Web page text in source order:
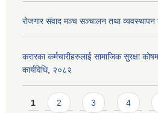
रोजगार संवाद मञ्च सञ्चालन तथा व्यवस्थापन
करारका कर्मचारीहरुलाई सामाजिक सुरक्षा
कार्यविधि, २०८२
Pages
1 2 3 4